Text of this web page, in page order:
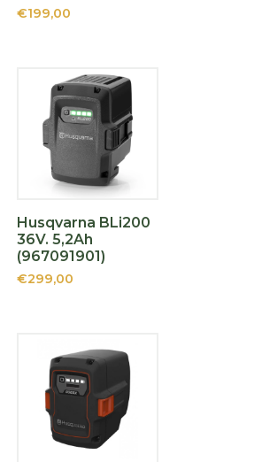
€199,00
Husqvarna BLi200
36V. 5,2Ah
(967091901)
€299,00